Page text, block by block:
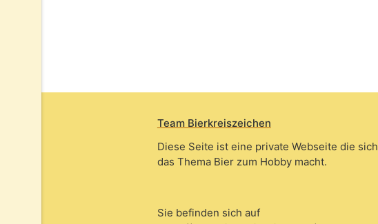
Team Bierkreiszeichen
Diese Seite ist eine private Webseite die sich
das Thema Bier zum Hobby macht.
Sie befinden sich auf